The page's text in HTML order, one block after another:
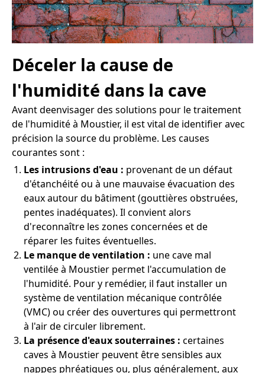
Déceler la cause de
l'humidité dans la cave
Avant deenvisager des solutions pour le traitement
de l'humidité à Moustier, il est vital de identifier avec
précision la source du problème. Les causes
courantes sont :
Les intrusions d'eau : provenant de un défaut
d'étanchéité ou à une mauvaise évacuation des
eaux autour du bâtiment (gouttières obstruées,
pentes inadéquates). Il convient alors
d'reconnaître les zones concernées et de
réparer les fuites éventuelles.
Le manque de ventilation : une cave mal
ventilée à Moustier permet l'accumulation de
l'humidité. Pour y remédier, il faut installer un
système de ventilation mécanique contrôlée
(VMC) ou créer des ouvertures qui permettront
à l'air de circuler librement.
La présence d'eaux souterraines : certaines
caves à Moustier peuvent être sensibles aux
nappes phréatiques ou, plus généralement, aux